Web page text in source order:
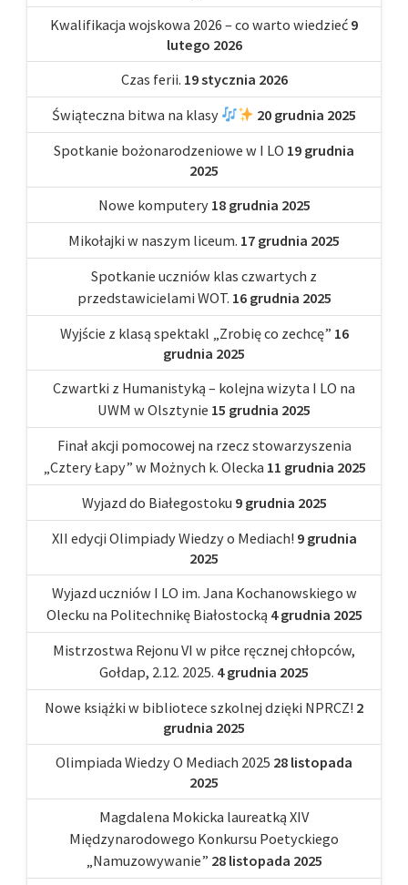
Kwalifikacja wojskowa 2026 – co warto wiedzieć 9
lutego 2026
Czas ferii. 19 stycznia 2026
Świąteczna bitwa na klasy
20 grudnia 2025
Spotkanie bożonarodzeniowe w I LO 19 grudnia
2025
Nowe komputery 18 grudnia 2025
Mikołajki w naszym liceum. 17 grudnia 2025
Spotkanie uczniów klas czwartych z
przedstawicielami WOT. 16 grudnia 2025
Wyjście z klasą spektakl „Zrobię co zechcę” 16
grudnia 2025
Czwartki z Humanistyką – kolejna wizyta I LO na
UWM w Olsztynie 15 grudnia 2025
Finał akcji pomocowej na rzecz stowarzyszenia
„Cztery Łapy” w Możnych k. Olecka 11 grudnia 2025
Wyjazd do Białegostoku 9 grudnia 2025
XII edycji Olimpiady Wiedzy o Mediach! 9 grudnia
2025
Wyjazd uczniów I LO im. Jana Kochanowskiego w
Olecku na Politechnikę Białostocką 4 grudnia 2025
Mistrzostwa Rejonu VI w piłce ręcznej chłopców,
Gołdap, 2.12. 2025. 4 grudnia 2025
Nowe książki w bibliotece szkolnej dzięki NPRCZ! 2
grudnia 2025
Olimpiada Wiedzy O Mediach 2025 28 listopada
2025
Magdalena Mokicka laureatką XIV
Międzynarodowego Konkursu Poetyckiego
„Namuzowywanie” 28 listopada 2025